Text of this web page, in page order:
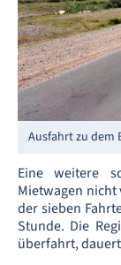
Ausfahrt zu dem
Eine weitere
Mietwagen nicht
der sieben
Stunde. Die
überfahrt,